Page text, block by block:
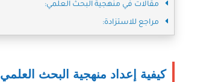
مقالات في منهجية البحث العلمي:
مراجع للاستزادة:
كيفية إعداد منهجية البحث العلمي